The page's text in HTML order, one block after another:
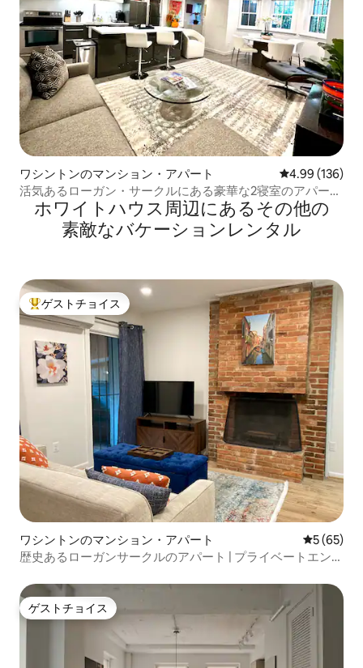
ワシントンのマンション・アパート レビュー136
4.99 (136)
活気あるローガン・サークルにある豪華な2寝室のアパー
ト！ホワイトハウス⁠周⁠辺⁠に⁠あ⁠るそ⁠の⁠他⁠の
素⁠敵⁠なバ⁠ケ⁠ー⁠シ⁠ョ⁠ン⁠レ⁠ン⁠タ⁠ル
大好評のゲストチョイスです。
ゲストチョイス
ワシントンのマンション・アパート レビュー
5 (65)
歴史あるローガンサークルのアパート | プライベートエント
ゲストチョイス
ゲストチョイス